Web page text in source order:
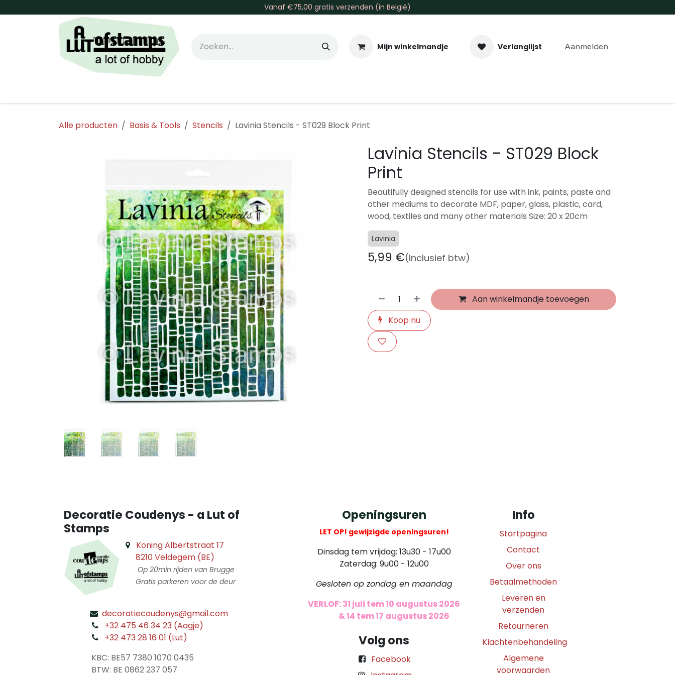
Vanaf €75,00 gratis verzenden (in België)
Mijn winkelmandje Verlanglijst Aanmelden
Alle producten Basis & Tools Stencils Lavinia Stencils - ST029 Block Print
Lavinia Stencils - ST029 Block
Print
Beautifully designed stencils for use with ink, paints, paste and
other mediums to decorate MDF, paper, glass, plastic, card,
wood, textiles and many other materials Size: 20 x 20cm
Lavinia
5,99 €(Inclusief btw)
Aan winkelmandje toevoegen
Koop nu
Decoratie Coudenys - a Lut of
Stamps
Koning Albertstraat 17
8210 Veldegem (BE)
Op 20min rijden van Brugge
Gratis parkeren voor de deur
decoratiecoudenys@gmail.com
+32 475 46 34 23 (Aagje)
+32 473 28 16 01 (Lut)
KBC: BE57 7380 1070 0435
​ BTW: BE 0862 237 057
Openingsuren
LET OP! gewijzigde openingsuren!
Dinsdag tem vrijdag: 13u30 - 17u00
Zaterdag: 9u00 - 12u00
Gesloten op zondag en maandag
VERLOF: 31 juli tem 10 augustus 2026
& 14 tem 17 augustus 2026
Info
Startpagina
Contact
Over ons
Betaalmethoden
Leveren en
verzenden
Retourneren
Klachtenbehandeling
Algemene
voorwaarden
Volg ons
Facebook